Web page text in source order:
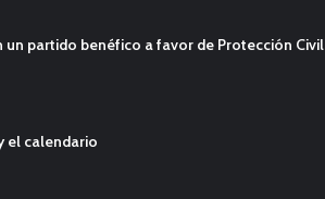
un partido benéfico a favor de Protección Civil
el calendario